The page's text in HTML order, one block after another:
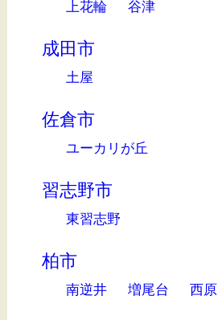
上花輪 谷津
成田市
土屋
佐倉市
ユーカリが丘
習志野市
東習志野
柏市
南逆井 増尾台 西原